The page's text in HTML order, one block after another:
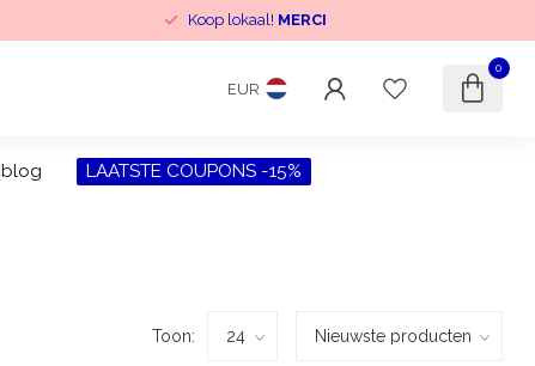
Koop lokaal! MERCI
EUR
0
LAATSTE COUPONS -15%
Toon: